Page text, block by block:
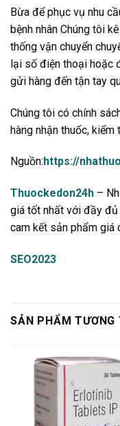
Bừa để phục vụ nhu
bệnh nhân Chúng tôi
thống vận chuyển
lại số điện thoại hoặc
gửi hàng đến tận tay
Chúng tôi có chính
hàng nhận thuốc, kiểm
Nguồn: https://
Thuockedon24h –
giá tốt nhất với đầy
cam kết sản phẩm giá
SEO2023
SẢN PHẨM TƯƠNG